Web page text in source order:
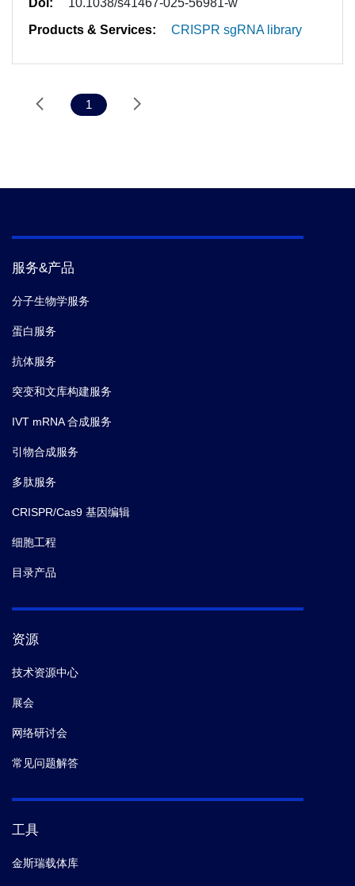
Doi:
10.1038/s41467-025-56981-w
Products & Services:
CRISPR sgRNA library
1
服务&产品
分子生物学服务
蛋白服务
抗体服务
突变和文库构建服务
IVT mRNA 合成服务
引物合成服务
多肽服务
CRISPR/Cas9 基因编辑
细胞工程
目录产品
资源
技术资源中心
展会
网络研讨会
常见问题解答
工具
金斯瑞载体库